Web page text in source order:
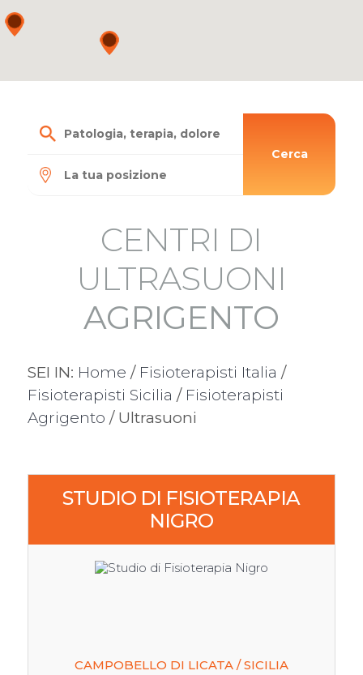
Cerca
CENTRI DI
ULTRASUONI
AGRIGENTO
SEI IN: Home / Fisioterapisti Italia /
Fisioterapisti Sicilia / Fisioterapisti
Agrigento / Ultrasuoni
STUDIO DI FISIOTERAPIA
NIGRO
CAMPOBELLO DI LICATA / SICILIA